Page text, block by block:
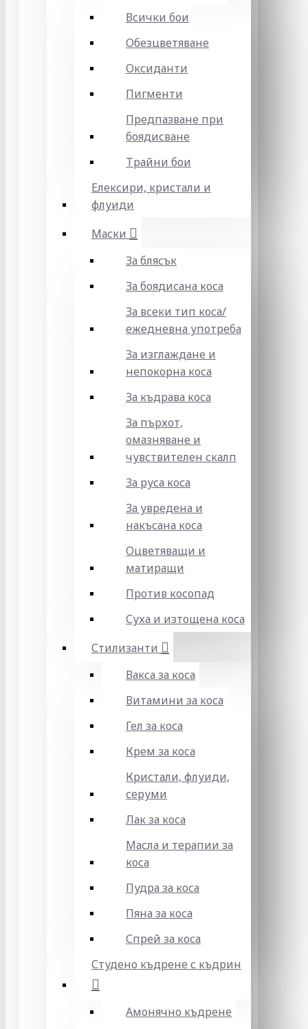
Всички бои
Обезцветяване
Оксиданти
Пигменти
Предпазване при
боядисване
Трайни бои
Елексири, кристали и
флуиди
Маски
За блясък
За боядисана коса
За всеки тип коса/
ежедневна употреба
За изглаждане и
непокорна коса
За къдрава коса
За пърхот,
омазняване и
чувствителен скалп
За руса коса
За увредена и
накъсана коса
Оцветяващи и
матиращи
Против косопад
Суха и изтощена коса
Стилизанти
Вакса за коса
Витамини за коса
Гел за коса
Крем за коса
Кристали, флуиди,
серуми
Лак за коса
Масла и терапии за
коса
Пудра за коса
Пяна за коса
Спрей за коса
Студено къдрене с къдрин
Амонячно къдрене